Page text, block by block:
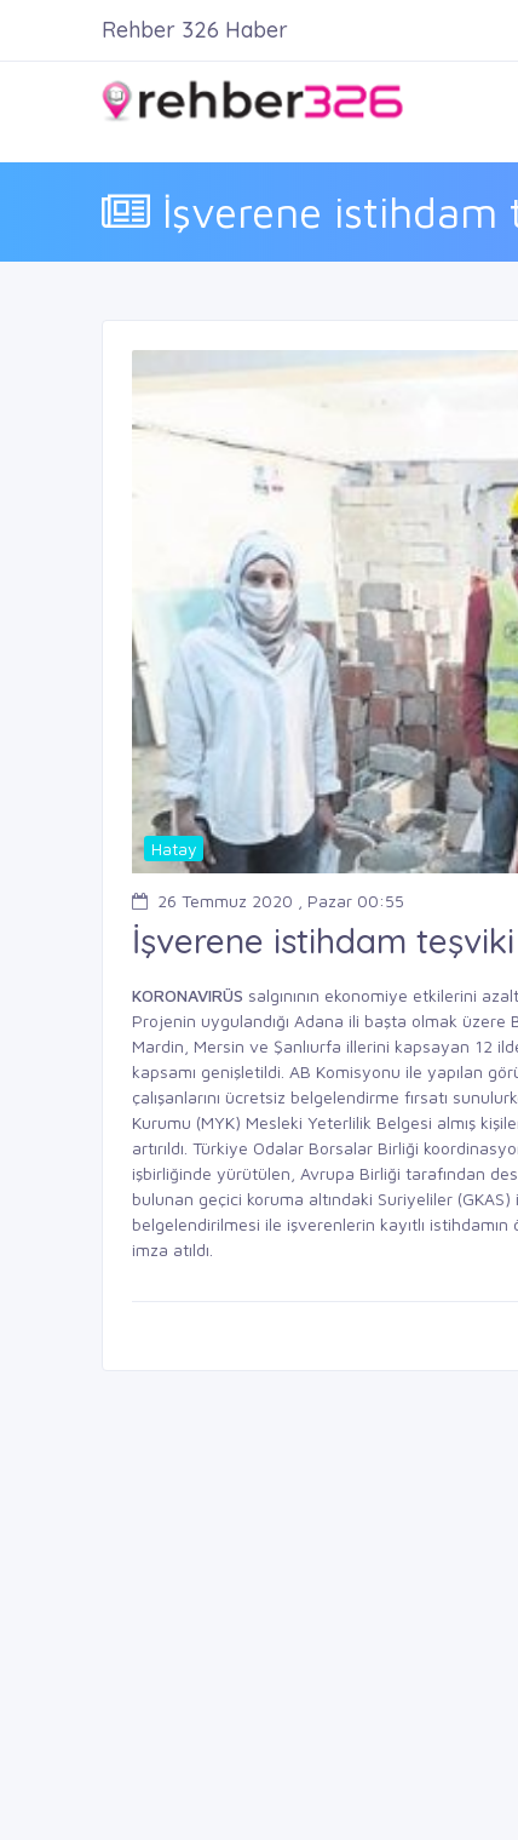
İşverene istihdam
Rehber 326 Haber
Hatay
26 Temmuz 2020 , Pazar 00:55
İşverene istihdam teşviki
KORONAVIRÜS salgınının ekonomiye etkilerini
Projenin uygulandığı Adana ili başta olmak
Mardin, Mersin ve Şanlıurfa illerini kapsayan 12
kapsamı genişletildi. AB Komisyonu ile yapılan
çalışanlarını ücretsiz belgelendirme fırsatı
Kurumu (MYK) Mesleki Yeterlilik Belgesi almış
artırıldı. Türkiye Odalar Borsalar Birliği
işbirliğinde yürütülen, Avrupa Birliği tarafından
bulunan geçici koruma altındaki Suriyeliler
belgelendirilmesi ile işverenlerin kayıtlı istihdamın
imza atıldı.